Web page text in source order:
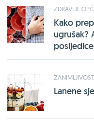
ZDRAVLJE
Kako
ugrušak?
Lanene